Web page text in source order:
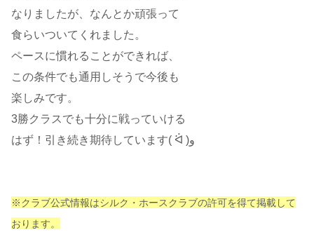
なりましたが、なんとか頑張って
食らいついてくれました。
ペースに慣れることができれば、
この条件でも通用しそうで今後も
楽しみです。
3勝クラスでも十分に戦っていける
はず！引き続き期待しています( ᐛ )و
※クラブ公式情報はシルク・ホースクラブの許可を得て掲載して
おります。